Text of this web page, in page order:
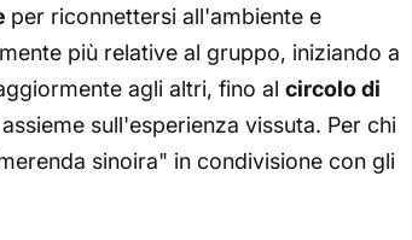
per riconnettersi all'ambiente e
più relative al gruppo, iniziando a
agli altri, fino al circolo di
sull'esperienza vissuta. Per chi
sinoira" in condivisione con gli